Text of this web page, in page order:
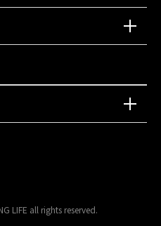
LIFE all rights reserved.